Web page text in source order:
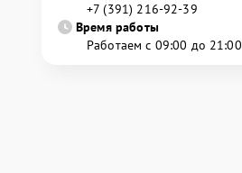
+7 (391) 216-92-39
Время работы
Работаем с 09:00 до 21:00